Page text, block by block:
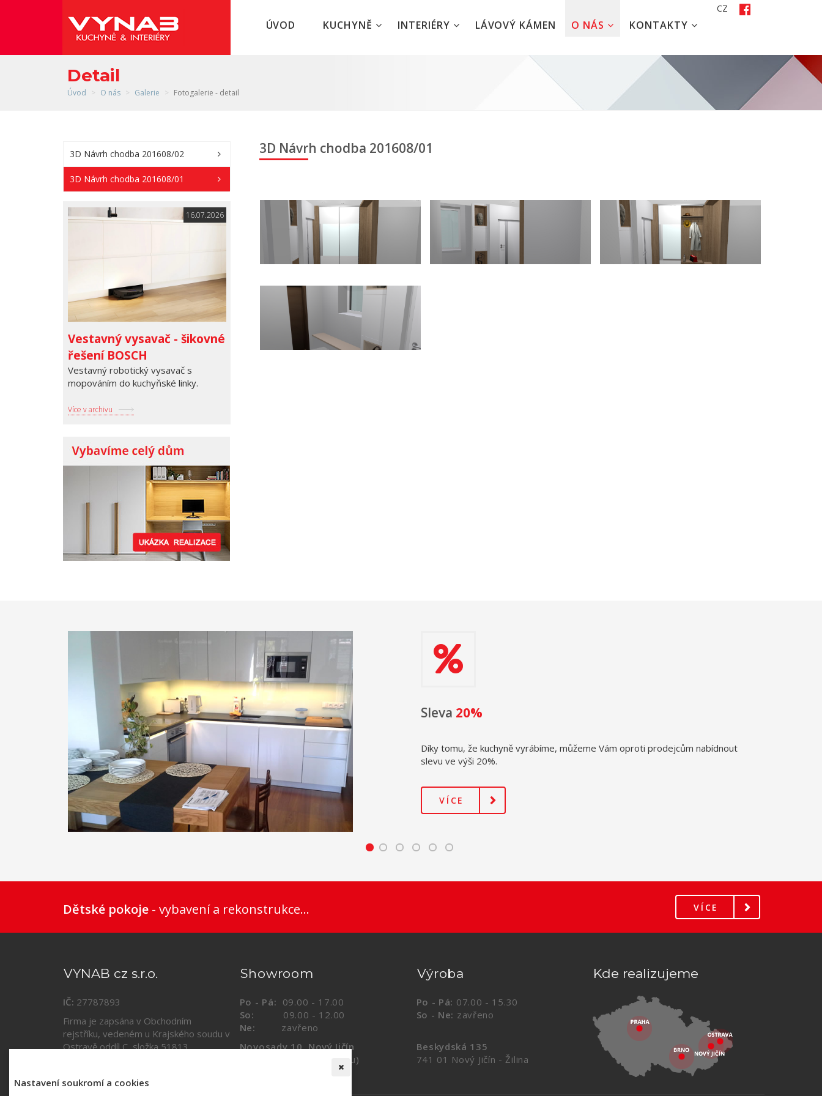
Nastavení soukromí a cookies
ÚVOD KUCHYNĚ INTERIÉRY LÁVOVÝ KÁMEN O NÁS KONTAKTY
CZ
Detail
Úvod O nás Galerie Fotogalerie - detail
3D Návrh chodba 201608/02
3D Návrh chodba 201608/01
16.07.2026
Vestavný vysavač - šikovné
řešení BOSCH
Vestavný robotický vysavač s
mopováním do kuchyňské linky.
Více v archivu
3D Návrh chodba 201608/01
Sleva 20%
Díky tomu, že kuchyně vyrábíme, můžeme Vám oproti prodejcům nabídnout
slevu ve výši 20%.
VÍCE
Dětské pokoje - vybavení a rekonstrukce... VÍCE
VYNAB cz s.r.o.
IČ: 27787893
Firma je zapsána v Obchodním
rejstříku, vedeném u Krajského soudu v
Ostravě oddíl C, složka51813.
Showroom
Po - Pá: 09.00 - 17.00
So: 09.00 - 12.00
Ne: zavřeno
Novosady 10, Nový Jičín
(vestibul Krytého bazénu)
Výroba
Po - Pá: 07.00 - 15.30
So - Ne: zavřeno
Beskydská 135
741 01 Nový Jičín - Žilina
Kde realizujeme